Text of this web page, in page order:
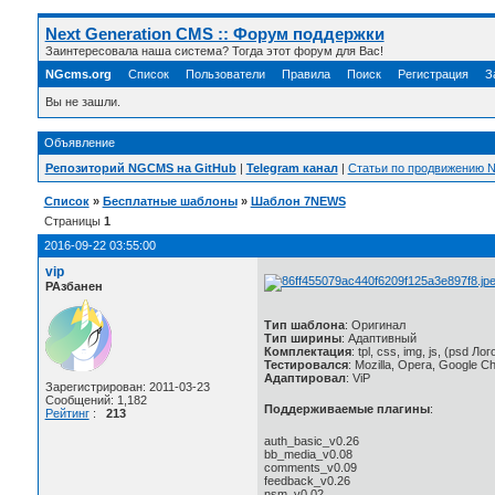
Next Generation CMS :: Форум поддержки
Заинтересовала наша система? Тогда этот форум для Вас!
NGcms.org
Список Пользователи Правила Поиск Регистрация
Вы не зашли.
Объявление
Репозиторий NGCMS на GitHub| Telegram канал| Статьи по продвижению
Список » Бесплатные шаблоны » Шаблон 7NEWS
Страницы 1
2016-09-22 03:55:00
vip
РАзбанен
Зарегистрирован: 2011-03-23
Сообщений: 1,182
Рейтинг: 213
Тип шаблона: Оригинал
Тип ширины: Адаптивный
Комплектация: tpl, css, img, js, (psd
Тестировался: Mozilla, Opera, Google
Адаптировал: ViP
Поддерживаемые плагины:
auth_basic_v0.26
bb_media_v0.08
comments_v0.09
feedback_v0.26